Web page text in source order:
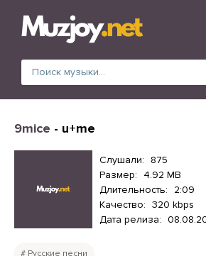
9mice - u+me
Слушали:
875
Размер:
4.92 MB
Длительность:
2:09
Качество: 320 kbps
Дата релиза:
Русские песни